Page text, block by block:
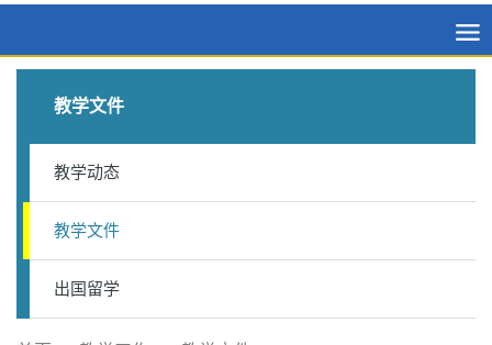
教学文件
教学动态
教学文件
出国留学